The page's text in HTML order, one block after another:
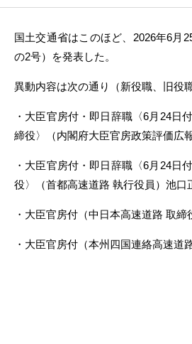
国土交通省はこのほど、2026年6月
の2号）を発表した。
異動内容は次の通り（新役職、旧役
・大臣官房付・即日辞職〈6月24日
締役〉（内閣府大臣官房政策評価広
・大臣官房付・即日辞職〈6月24日
役〉（首都高速道路 執行役員）池口
・大臣官房付（中日本高速道路 取締
・大臣官房付（本州四国連絡高速道